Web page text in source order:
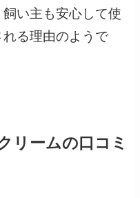
い主も安心して使
る理由のようで
リームの口コミ